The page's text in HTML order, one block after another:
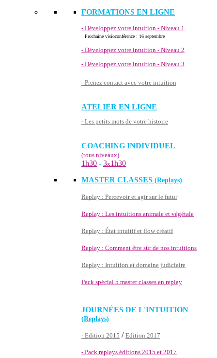
FORMATIONS EN LIGNE
- Développez votre intuition - Niveau 1
Prochaine visioconférence : 16 septembre
- Développez votre intuition - Niveau 2
- Développez votre intuition - Niveau 3
- Prenez contact avec votre intuition
ATELIER EN LIGNE
- Les petits mots de votre histoire
COACHING INDIVIDUEL
(tous niveaux)
1h30 - 3x1h30
MASTER CLASSES (Replays)
Replay : Percevoir et agir sur le futur
Replay : Les intuitions animale et végétale
Replay : État intuitif et flow créatif
Replay : Comment être sûr de nos intuitions
Replay : Intuition et domaine judiciaire
Pack spécial 5 master classes en replay
JOURNÉES DE L'INTUITION
(Replays)
- Edition 2015 / Edition 2017
- Pack replays éditions 2015 et 2017